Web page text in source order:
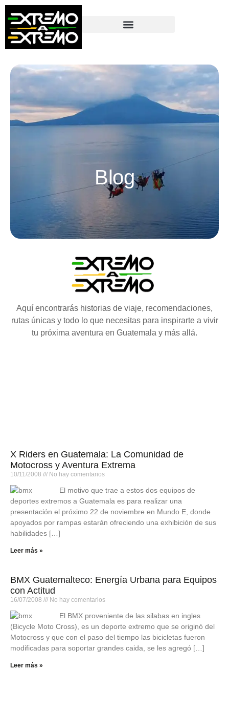
contenido
Blog
Aquí encontrarás historias de viaje, recomendaciones,
rutas únicas y todo lo que necesitas para inspirarte a vivir
tu próxima aventura en Guatemala y más allá.
X Riders en Guatemala: La Comunidad de
Motocross y Aventura Extrema
10/11/2008 No hay comentarios
El motivo que trae a estos dos equipos de
deportes extremos a Guatemala es para realizar una
presentación el próximo 22 de noviembre en Mundo E, donde
apoyados por rampas estarán ofreciendo una exhibición de sus
habilidades […]
Leer más »
BMX Guatemalteco: Energía Urbana para Equipos
con Actitud
16/07/2008 No hay comentarios
El BMX proveniente de las silabas en ingles
(Bicycle Moto Cross), es un deporte extremo que se originó del
Motocross y que con el paso del tiempo las bicicletas fueron
modificadas para soportar grandes caida, se les agregó […]
Leer más »